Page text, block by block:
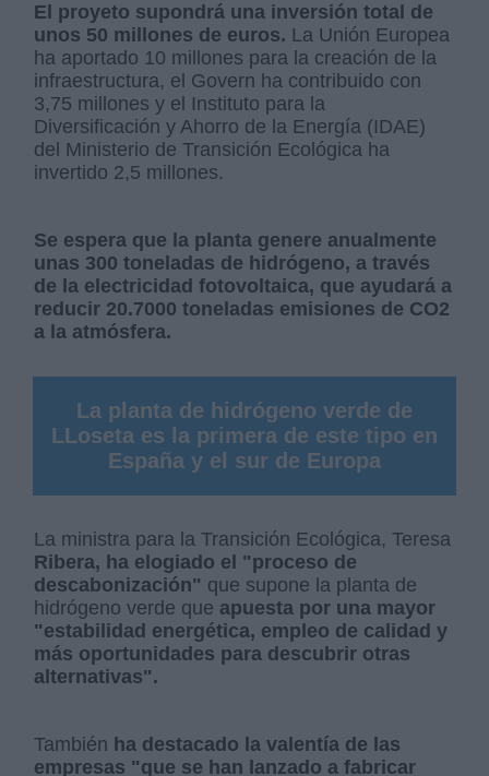
El proyeto supondrá una inversión total de
unos 50 millones de euros. La Unión Europea
ha aportado 10 millones para la creación de la
infraestructura, el Govern ha contribuido con
3,75 millones y el Instituto para la
Diversificación y Ahorro de la Energía (IDAE)
del Ministerio de Transición Ecológica ha
invertido 2,5 millones.
Se espera que la planta genere anualmente
unas 300 toneladas de hidrógeno, a través
de la electricidad fotovoltaica, que ayudará a
reducir 20.7000 toneladas emisiones de CO2
a la atmósfera.
La planta de hidrógeno verde de
LLoseta es la primera de este tipo en
España y el sur de Europa
La ministra para la Transición Ecológica, Teresa
Ribera, ha elogiado el "proceso de
descabonización" que supone la planta de
hidrógeno verde que apuesta por una mayor
"estabilidad energética, empleo de calidad y
más oportunidades para descubrir otras
alternativas".
También ha destacado la valentía de las
empresas "que se han lanzado a fabricar